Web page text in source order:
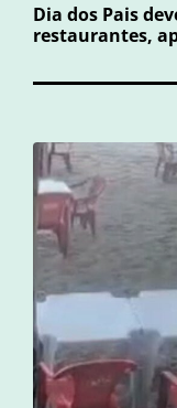
Dia dos Pais
restaurantes,